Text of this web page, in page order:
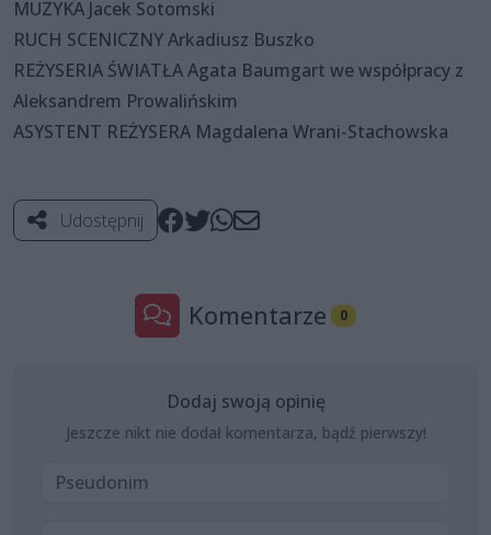
MUZYKA Jacek Sotomski
RUCH SCENICZNY Arkadiusz Buszko
REŻYSERIA ŚWIATŁA Agata Baumgart we współpracy z
Aleksandrem Prowalińskim
ASYSTENT REŻYSERA Magdalena Wrani-Stachowska
Udostępnij
Komentarze 0
Dodaj swoją opinię
Jeszcze nikt nie dodał komentarza, bądź pierwszy!